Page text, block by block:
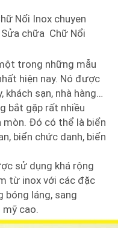
Nổi Inox chuyen
chữa Chữ Nổi
trong những mẫu
hiện nay. Nó được
sạn, nhà hàng…
bắt gặp rất nhiều
mòn. Đó có thể là biển
biển chức danh, biển
sử dụng khá rộng
từ inox với các đặc
bóng láng, sang
cao.